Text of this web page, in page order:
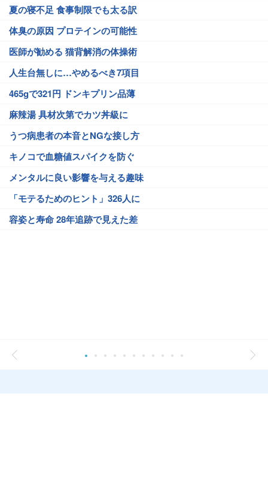
夏の寝不足 食事制限でも太る訳
体臭の原因 プロテインの可能性
医師が勧める 猫背解消の体操術
人生台無しに…やめるべき7項目
465gで321円 ドンキプリン品薄
麻辣湯 具材次第でカツ丼級に
うつ病患者の本音とNGな接し方
キノコで血糖値スパイクを防ぐ
メンタルに良い影響を与える趣味
「モテるためのヒント」326人に
容姿と寿命 28年追跡で見えた差